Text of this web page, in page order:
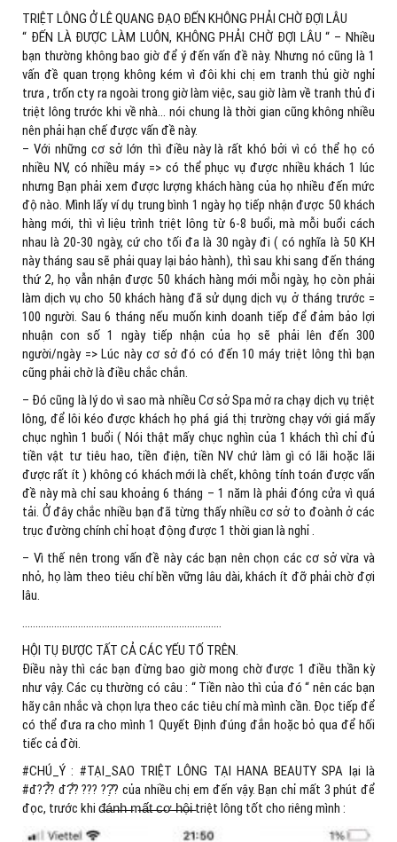
TRIỆT LÔNG Ở LÊ QUANG ĐẠO ĐẾN KHÔNG PHẢI CHỜ ĐỢI LÂU
“ ĐẾN LÀ ĐƯỢC LÀM LUÔN, KHÔNG PHẢI CHỜ ĐỢI LÂU “ – Nhiều
bạn thường không bao giờ để ý đến vấn đề này. Nhưng nó cũng là 1
vấn đề quan trọng không kém vì đôi khi chị em tranh thủ giờ nghỉ
trưa , trốn cty ra ngoài trong giờ làm việc, sau giờ làm về tranh thủ đi
triệt lông trước khi về nhà… nói chung là thời gian cũng không nhiều
nên phải hạn chế được vấn đề này.
– Với những cơ sở lớn thì điều này là rất khó bởi vì có thể họ có
nhiều NV, có nhiều máy => có thể phục vụ được nhiều khách 1 lúc
nhưng Bạn phải xem được lượng khách hàng của họ nhiều đến mức
độ nào. Mình lấy ví dụ trung bình 1 ngày họ tiếp nhận được 50 khách
hàng mới, thì vì liệu trình triệt lông từ 6-8 buổi, mà mỗi buổi cách
nhau là 20-30 ngày, cứ cho tối đa là 30 ngày đi ( có nghĩa là 50 KH
này tháng sau sẽ phải quay lại bảo hành), thì sau khi sang đến tháng
thứ 2, họ vẫn nhận được 50 khách hàng mới mỗi ngày, họ còn phải
làm dịch vụ cho 50 khách hàng đã sử dụng dịch vụ ở tháng trước =
100 người. Sau 6 tháng nếu muốn kinh doanh tiếp để đảm bảo lợi
nhuận con số 1 ngày tiếp nhận của họ sẽ phải lên đến 300
người/ngày => Lúc này cơ sở đó có đến 10 máy triệt lông thì bạn
cũng phải chờ là điều chắc chắn.
– Đó cũng là lý do vì sao mà nhiều Cơ sở Spa mở ra chạy dịch vụ triệt
lông, để lôi kéo được khách họ phá giá thị trường chạy với giá mấy
chục nghìn 1 buổi ( Nói thật mấy chục nghìn của 1 khách thì chỉ đủ
tiền vật tư tiêu hao, tiền điện, tiền NV chứ làm gì có lãi hoặc lãi
được rất ít ) không có khách mới là chết, không tính toán được vấn
đề này mà chỉ sau khoảng 6 tháng – 1 năm là phải đóng cửa vì quá
tải. Ở đây chắc nhiều bạn đã từng thấy nhiều cơ sở to đoành ở các
trục đường chính chỉ hoạt động được 1 thời gian là nghỉ .
– Vì thế nên trong vấn đề này các bạn nên chọn các cơ sở vừa và
nhỏ, họ làm theo tiêu chí bền vững lâu dài, khách ít đỡ phải chờ đợi
lâu.
HỘI TỤ ĐƯỢC TẤT CẢ CÁC YẾU TỐ TRÊN.
Điều này thì các bạn đừng bao giờ mong chờ được 1 điều thần kỳ
như vậy. Các cụ thường có câu : “ Tiền nào thì của đó “ nên các bạn
hãy cân nhắc và chọn lựa theo các tiêu chí mà mình cần. Đọc tiếp để
có thể đưa ra cho mình 1 Quyết Định đúng đắn hoặc bỏ qua để hối
tiếc cả đời.
#CHÚ_Ý : #TẠI_SAO TRIỆT LÔNG TẠI HANA BEAUTY SPA lại là
#đ??̂̉? đ?̂́? ??? ??̣̂? của nhiều chị em đến vậy. Bạn chỉ mất 3 phút để
đọc, trước khi đ̶á̶n̶h̶ ̶m̶ấ̶t̶ ̶c̶ơ̶ ̶h̶ộ̶i̶ triệt lông tốt cho riêng mình :